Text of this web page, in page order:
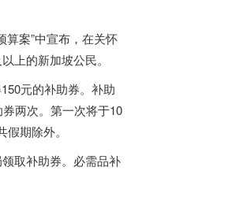
算案”中宣布，在关怀
上的新加坡公民。
元的补助券。补助
两次。第一次将于10
期除外。
取补助券。必需品补